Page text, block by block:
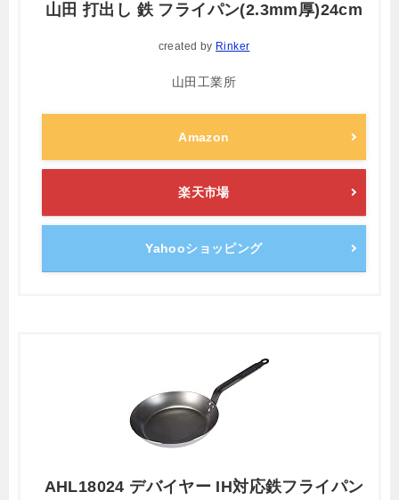
山田 打出し 鉄 フライパン(2.3mm厚)24cm
created by Rinker
山田工業所
Amazon
楽天市場
Yahooショッピング
AHL18024 デバイヤー IH対応鉄フライパン